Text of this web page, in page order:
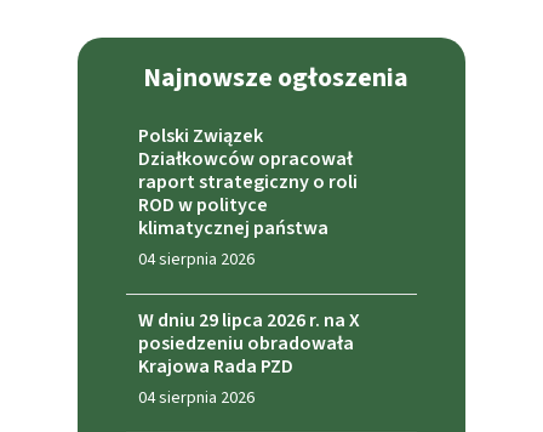
Najnowsze ogłoszenia
Polski Związek
Działkowców opracował
raport strategiczny o roli
ROD w polityce
klimatycznej państwa
04 sierpnia 2026
W dniu 29 lipca 2026 r. na X
posiedzeniu obradowała
Krajowa Rada PZD
04 sierpnia 2026